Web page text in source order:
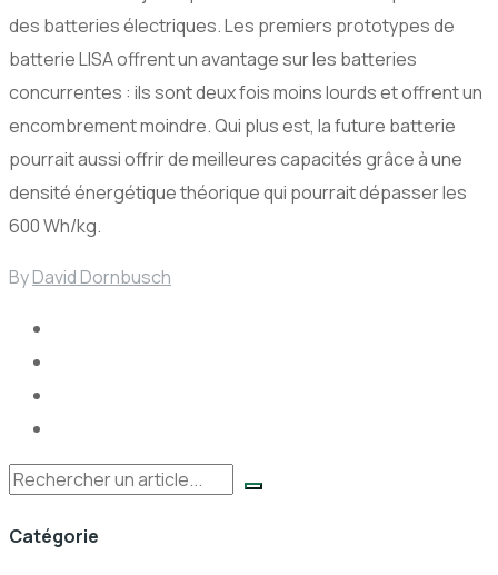
des batteries électriques. Les premiers prototypes de
batterie LISA offrent un avantage sur les batteries
concurrentes : ils sont deux fois moins lourds et offrent un
encombrement moindre. Qui plus est, la future batterie
pourrait aussi offrir de meilleures capacités grâce à une
densité énergétique théorique qui pourrait dépasser les
600 Wh/kg.
ByDavid Dornbusch
Rechercher
Catégorie